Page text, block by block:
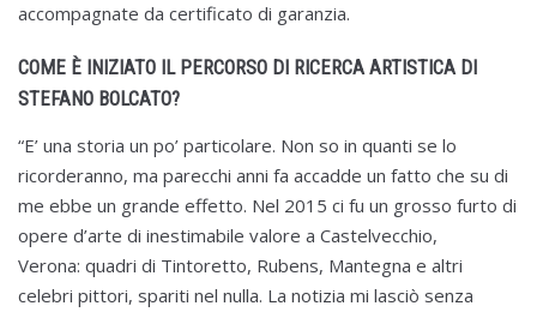
accompagnate da certificato di garanzia.
COME È INIZIATO IL PERCORSO DI RICERCA ARTISTICA DI
STEFANO BOLCATO?
“E’ una storia un po’ particolare. Non so in quanti se lo
ricorderanno, ma parecchi anni fa accadde un fatto che su di
me ebbe un grande effetto. Nel 2015 ci fu un grosso furto di
opere d’arte di inestimabile valore a Castelvecchio,
Verona: quadri di Tintoretto, Rubens, Mantegna e altri
celebri pittori, spariti nel nulla. La notizia mi lasciò senza